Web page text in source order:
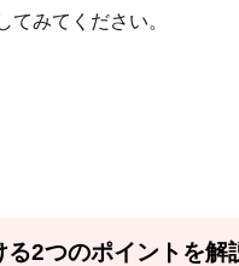
みてください。
2つのポイントを解